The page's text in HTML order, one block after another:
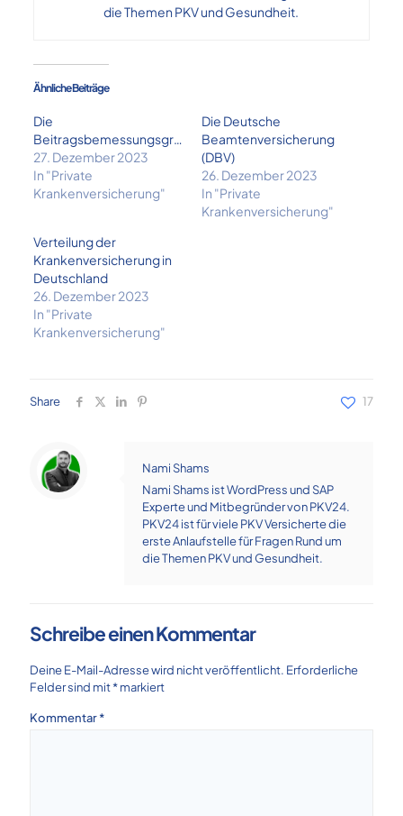
die Themen PKV und Gesundheit.
Ähnliche Beiträge
Die
Beitragsbemessungsgrenze
27. Dezember 2023
In "Private
Krankenversicherung"
Die Deutsche
Beamtenversicherung
(DBV)
26. Dezember 2023
In "Private
Krankenversicherung"
Verteilung der
Krankenversicherung in
Deutschland
26. Dezember 2023
In "Private
Krankenversicherung"
Share 17
Nami Shams
Nami Shams ist WordPress und SAP
Experte und Mitbegründer von PKV24.
PKV24 ist für viele PKV Versicherte die
erste Anlaufstelle für Fragen Rund um
die Themen PKV und Gesundheit.
Schreibe einen Kommentar
Deine E-Mail-Adresse wird nicht veröffentlicht. Erforderliche
Felder sind mit*markiert
Kommentar*